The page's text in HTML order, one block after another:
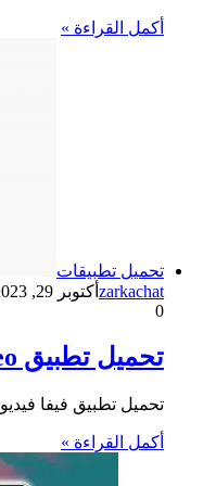
أكمل القراءة »
تحميل تطبيقات
zarkachat أكتوبر 29, 2023
0
تحميل تطبيق VivaVideo برنامج دمج الصور مع الاغانى لعمل فيديو على الهاتف
تحميل تطبيق فيفا فيديو VivaVideo يقوم بدمج الصور مع الاغاني mp3 لعمل فيديو مصور مجانا على الهاتف الجوال بنظامي أندرويد…
أكمل القراءة »